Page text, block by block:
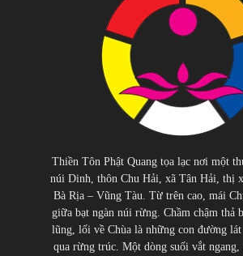
Thiền Tôn Phật Quang tọa lạc nơi một
núi Dinh, thôn Chu Hải, xã Tân Hải, thị
Bà Rịa – Vũng Tàu. Từ trên cao, mái
giữa bạt ngàn núi rừng. Chầm chậm thả
lũng, lối về Chùa là những con đường
qua rừng trúc. Một dòng suối vắt